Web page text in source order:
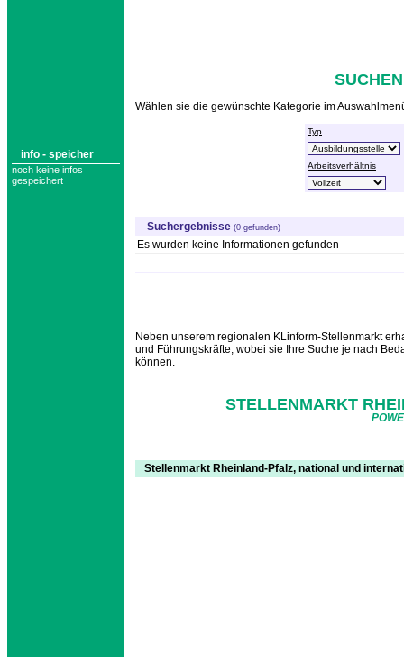
info - speicher
noch keine infos
gespeichert
Wählen sie die gewünschte Kategorie im
Typ
Arbeitsverhältnis
Suchergebnisse (0 gefunden)
Es wurden keine Informationen gefunden
Neben unserem regionalen KLinform-Stellenmarkt
und Führungskräfte, wobei sie Ihre Suche je nach
können.
STELLENMARKT
Stellenmarkt Rheinland-Pfalz, national und